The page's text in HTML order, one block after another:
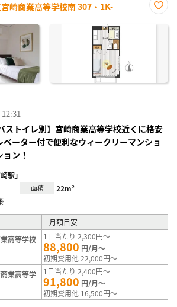
崎商業高等学校南 307・1K-
に入
ストイレ別】宮崎商業高等学校近くに格安
ーター付で便利なウィークリーマンショ
ン！
駅」
面積 22m²
月額目安
高等学校
1日当たり 2,300円～
88,800 円/月～
初期費用他 22,000円～
業高等学
1日当たり 2,400円～
91,800 円/月～
初期費用他 16,500円～